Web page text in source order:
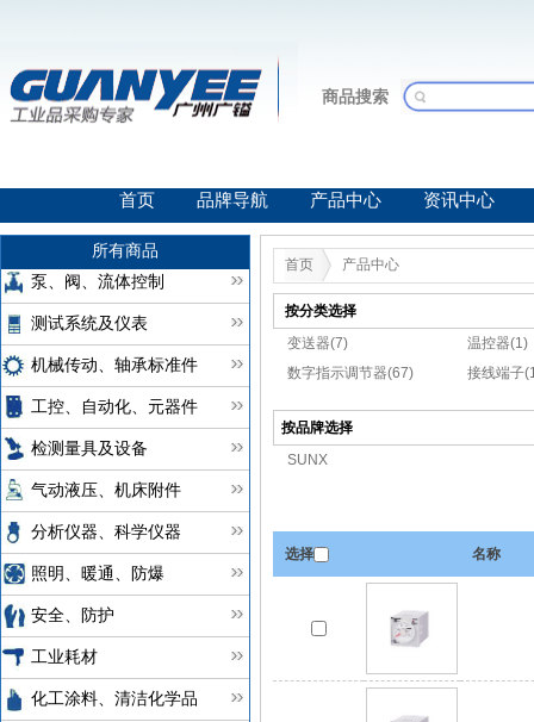
商品搜索
首页 品牌导航 产品中心 资讯中心
所有商品
泵、阀、流体控制
测试系统及仪表
机械传动、轴承标准件
工控、自动化、元器件
检测量具及设备
气动液压、机床附件
分析仪器、科学仪器
照明、暖通、防爆
安全、防护
工业耗材
化工涂料、清洁化学品
首页 产品中心
按分类选择
变送器(7)
温控器(1)
数字指示调节器(67)
接线端子
按品牌选择
SUNX
选择 名称